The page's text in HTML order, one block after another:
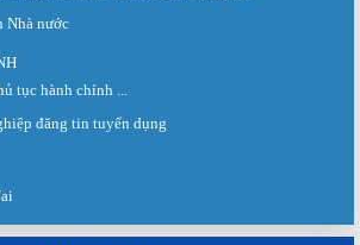
Nhà nước
tục hành chính ...
đăng tin tuyển dụng
thứ 08 năm 2026: Hơn 4.300 cơ hội...
tâm Dịch vụ việc làm Đồng Nai tổ chức Sàn giao
giao dịch việc làm lần thứ 08/2026 ngày 03